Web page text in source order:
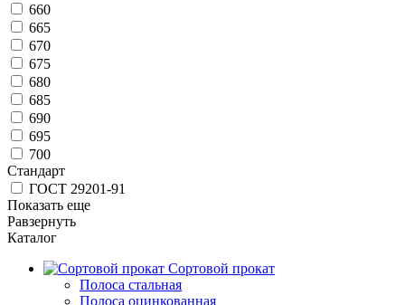
660
665
670
675
680
685
690
695
700
Стандарт
ГОСТ 29201-91
Показать еще
Равзернуть
Каталог
Сортовой прокат
Полоса стальная
Полоса оцинкованная